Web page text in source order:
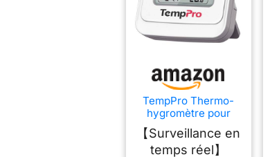
TempPro Thermo-
hygromètre pour
serre, thermomètre
de jardin Max/Min
【Surveillance en
temps réel】